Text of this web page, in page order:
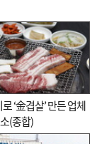
‘金겹살’ 만든 업체
(종합)